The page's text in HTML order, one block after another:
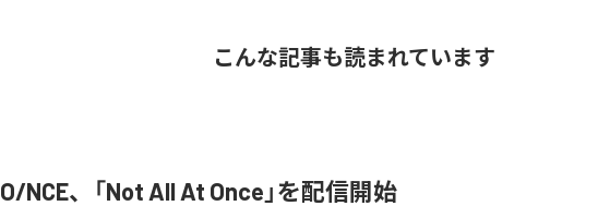
こんな記事も読まれています
O/NCE、「Not All At Once」を配信開始